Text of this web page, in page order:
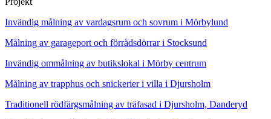
Invändig målning av vardagsrum och sovrum i Mörbylund
Målning av garageport och förrådsdörrar i Stocksund
Invändig ommålning av butikslokal i Mörby centrum
Målning av trapphus och snickerier i villa i Djursholm
Traditionell rödfärgsmålning av träfasad i Djursholm, Danderyd